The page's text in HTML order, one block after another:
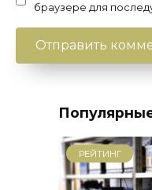
браузере для
РЕЙТИНГ